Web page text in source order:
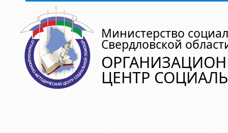
Министерство
Свердловской
ЦЕНТР